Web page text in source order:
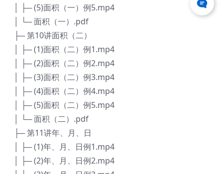
│ ├─ (5)面积（一）例5.mp4
│ └─ 面积（一）.pdf
├─ 第10讲面积（二）
│ ├─ (1)面积（二）例1.mp4
│ ├─ (2)面积（二）例2.mp4
│ ├─ (3)面积（二）例3.mp4
│ ├─ (4)面积（二）例4.mp4
│ ├─ (5)面积（二）例5.mp4
│ └─ 面积（二）.pdf
├─ 第11讲年、月、日
│ ├─ (1)年、月、日例1.mp4
│ ├─ (2)年、月、日例2.mp4